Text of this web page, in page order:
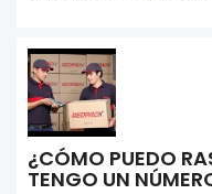
¿CÓMO PUEDO
TENGO UN